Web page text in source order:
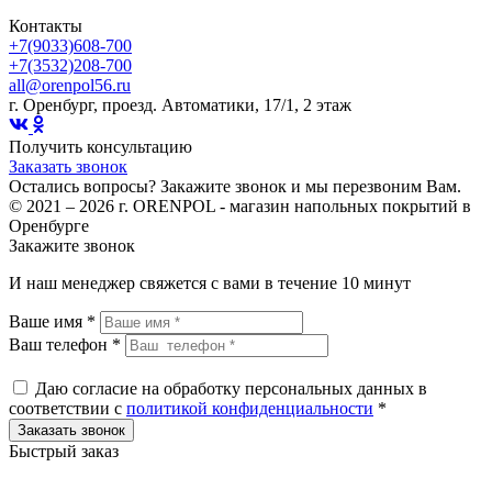
Контакты
+7(9033)608-700
+7(3532)208-700
all@orenpol56.ru
г. Оренбург, проезд. Автоматики, 17/1, 2 этаж
Получить консультацию
Заказать звонок
Остались вопросы? Закажите звонок и мы перезвоним Вам.
© 2021 – 2026 г. ORENPOL - магазин напольных покрытий в
Оренбурге
Закажите звонок
И наш менеджер свяжется с вами в течение 10 минут
Ваше имя *
Ваш телефон *
Даю согласие на обработку персональных данных в
соответствии с политикой конфиденциальности *
Быстрый заказ